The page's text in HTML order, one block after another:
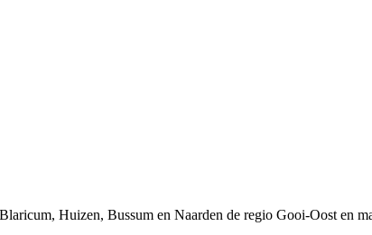
Huizen, Bussum en Naarden de regio Gooi-Oost en